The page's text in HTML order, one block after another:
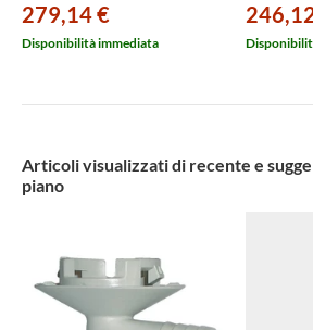
max 4 m 99411143
279,14 €
Disponibilità immediata
DN25 (G
Articoli visualizzati di recente e
piano